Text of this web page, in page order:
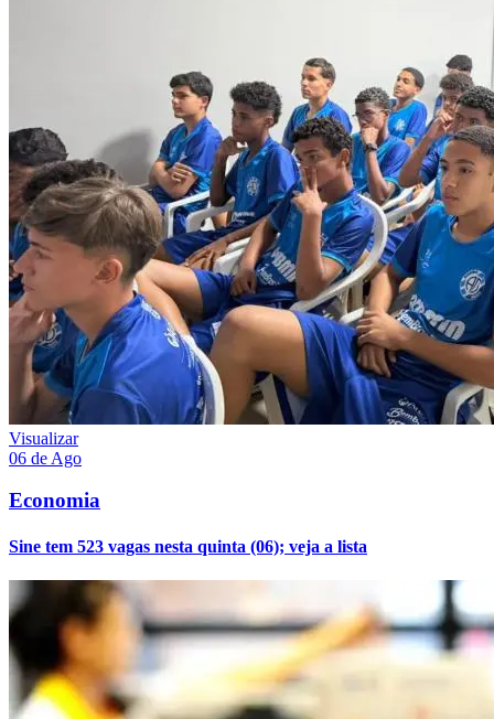
Visualizar
06 de Ago
Economia
Sine tem 523 vagas nesta quinta (06); veja a lista